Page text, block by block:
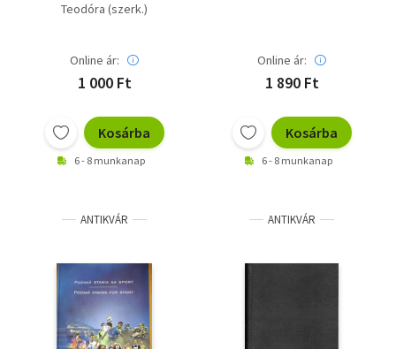
Teodóra (szerk.)
Online ár:
1 000 Ft
Kosárba
6 - 8 munkanap
Online ár:
1 890 Ft
Kosárba
6 - 8 munkanap
ANTIKVÁR ANTIKVÁR